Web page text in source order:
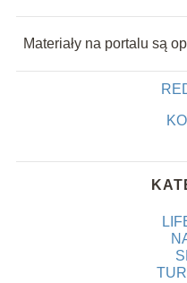
Materiały na portalu są